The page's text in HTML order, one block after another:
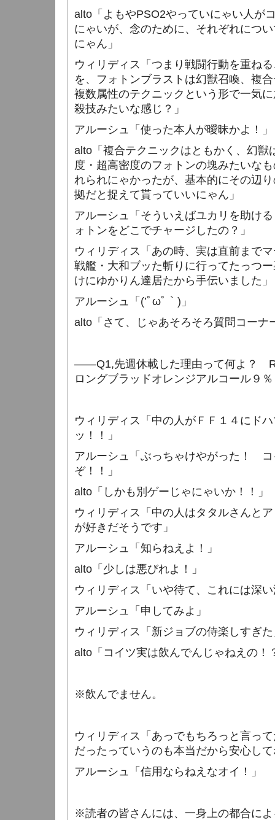
alto 「よもやPSO2やっていにゃい人が
にゃいが、念のために、それぞれにつ
にゃん」
ウィリディス「つまり戦闘行動を重ね
を、フォトンブラストは幻獣召喚、複
複数属性のテクニックという形で一気
殺技みたいな感じ？」
アルーシュ「使った本人が曖昧かよ！」
alto 「複合テクニックはともかく、幻
度・超高密度のフォトンの塊みたいな
れられにゃかったが、基本的にその辺
拠だと捉えて貰っていいにゃん」
アルーシュ「そういえばユカリを助け
ォトンをどこでチャージしたの？」
ウィリディス「あの時、実は直前まで
戦艦・大和ブッた斬りに行ってたっつ
けにゆかりん達居たから手伝いました」
アルーシュ「 (’ﾟωﾟ｀ ) 」
alto 「さて、じゃあそろそろ質問コーナ
――Q1,先週休載した理由って何よ？
ロングブラッドオレンジアルコール９％
ウィリディス「中の人がＦＦ１４にド
ッ！！」
アルーシュ「ぶっちゃけやがった！
ぞ！！」
alto 「しかも別ゲーじゃにゃいか！！」
ウィリディス「中の人はタタルさんと
が好きだそうです」
アルーシュ「知らねえよ！」
alto 「少しは悪びれよ！」
ウィリディス「いや待て、これには深
アルーシュ「申してみよ」
ウィリディス「新ジョブの侍楽しすぎ
alto 「コイツ実は飲んでんじゃねえの！
※飲んでません。
ウィリディス「あっでもちろっと言っ
だったっていうのも本当だから安心し
アルーシュ「信用ならねえなオイ！」
※読者の皆さんには、一身上の都合に